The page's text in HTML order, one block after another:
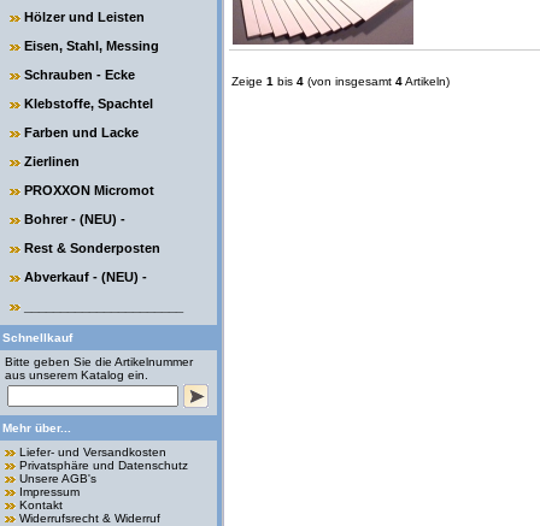
Hölzer und Leisten
Eisen, Stahl, Messing
Schrauben - Ecke
Klebstoffe, Spachtel
Farben und Lacke
Zierlinen
PROXXON Micromot
Bohrer - (NEU) -
Rest & Sonderposten
Abverkauf - (NEU) -
Schnellkauf
Bitte geben Sie die Artikelnummer
aus unserem Katalog ein.
Mehr über...
Liefer- und Versandkosten
Privatsphäre und Datenschutz
Unsere AGB's
Impressum
Kontakt
Widerrufsrecht & Widerruf
Zeige 1 bis 4 (von insgesamt 4Artikeln)